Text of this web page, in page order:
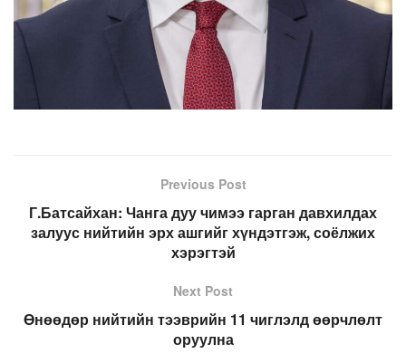
Previous Post
Г.Батсайхан: Чанга дуу чимээ гарган давхилдах
залуус нийтийн эрх ашгийг хүндэтгэж, соёлжих
хэрэгтэй
Next Post
Өнөөдөр нийтийн тээврийн 11 чиглэлд өөрчлөлт
оруулна